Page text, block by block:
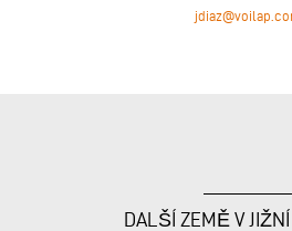
DALŠÍ ZEMĚ V